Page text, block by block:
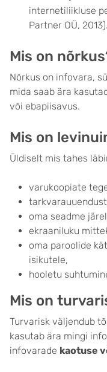
internetiliikluse
Partner OÜ, 2013).
Mis on
Nõrkus on infovara,
mida saab ära
või ebapiisavus.
Mis on
Üldiselt mis tahes
varukoopiate
oma seadme
ekraaniluku
oma paroolide
isikutele,
hooletu
Mis on
Turvarisk väljendub
kasutab ära mingi
infovarade kaotuse